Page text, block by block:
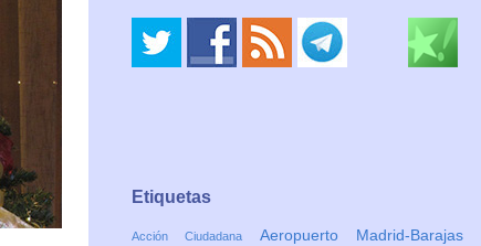
Etiquetas
Acción Ciudadana Aeropuerto Madrid-Barajas